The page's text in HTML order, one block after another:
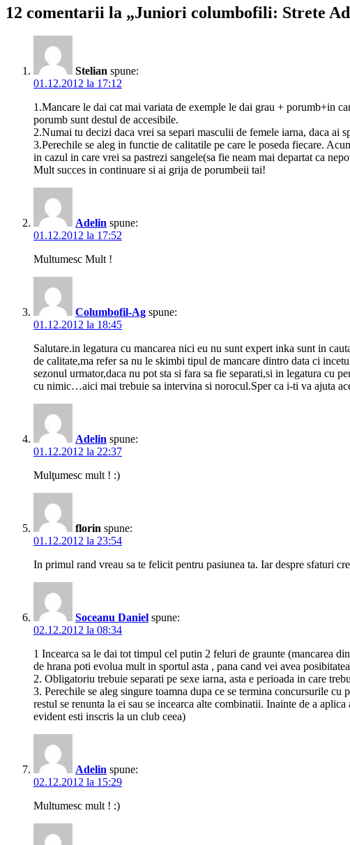
12 comentarii la „Juniori columbofili: Strete
Stelian spune:
01.12.2012 la 17:12
1.Mancare le dai cat mai variata de exemple le dai grau + porumb+in
porumb sunt destul de accesibile.
2.Numai tu decizi daca vrei sa separi masculii de femele iarna, daca ai
3.Perechile se aleg in functie de calitatile pe care le poseda fiecare.
in cazul in care vrei sa pastrezi sangele(sa fie neam mai departat ca
Mult succes in continuare si ai grija de porumbeii tai!
Adelin spune:
01.12.2012 la 17:52
Multumesc Mult !
Columbofil-Ag spune:
01.12.2012 la 18:45
Salutare.in legatura cu mancarea nici eu nu sunt expert inka sunt in
de calitate,ma refer sa nu le skimbi tipul de mancare dintro data ci
sezonul urmator,daca nu pot sta si fara sa fie separati,si in legatura cu
cu nimic…aici mai trebuie sa intervina si norocul.Sper ca i-ti va ajuta
Adelin spune:
01.12.2012 la 22:37
Mulţumesc mult ! :)
florin spune:
01.12.2012 la 23:54
In primul rand vreau sa te felicit pentru pasiunea ta. Iar despre sfaturi
Soceanu Daniel spune:
02.12.2012 la 08:34
1 Incearca sa le dai tot timpul cel putin 2 feluri de graunte (mancarea
de hrana poti evolua mult in sportul asta , pana cand vei avea
2. Obligatoriu trebuie separati pe sexe iarna, asta e perioada in care
3. Perechile se aleg singure toamna dupa ce se termina concursurile
restul se renunta la ei sau se incearca alte combinatii. Inainte de a
evident esti inscris la un club ceea)
Adelin spune:
02.12.2012 la 15:29
Multumesc mult ! :)